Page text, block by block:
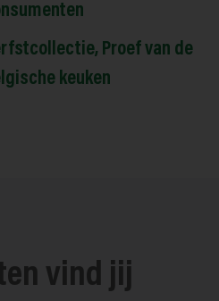
, Proef van de
keuken
vind jij